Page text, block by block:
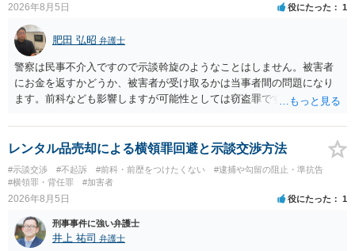
2026年8月5日 役にたった 1
肥田 弘昭 弁護士
警察は民事不介入ですので示談斡旋のようなことはしません。被害者
にお金を返すかどうか、被害者が受け取るかは当事者間の問題になり
ます。前科なども影響しますが可能性としては窃盗罪ですので、逮捕
レンタル品売却による横領罪回避と示談交渉方法
#示談交渉 #不起訴 #前科・前歴をつけたくない
#逮捕や勾留の阻止・準抗告
#横領罪・背任罪
#加害者
2026年8月5日 役にたった 1
刑事事件に強い弁護士
井上 祐司 弁護士